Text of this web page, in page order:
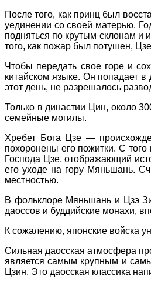
После того, как принц был
уединении со своей матерью.
подняться по крутым склонам и
того, как пожар был потушен,
Чтобы передать свое горе и
китайском языке. Он попадает
этот день, не разрешалось
Только в династии Цин, около
семейные могилы.
Хребет Бога Цзе —
похоронены его пожитки. С
Господа Цзе, отображающий
его уходе на гору Мяньшань.
местностью.
В фольклоре Мяньшань и Цзэ
даоссов и буддийские монахи,
К сожалению, японские войска
Сильная даосская атмосфера
является самым крупным и
Цзин. Это даосская классика